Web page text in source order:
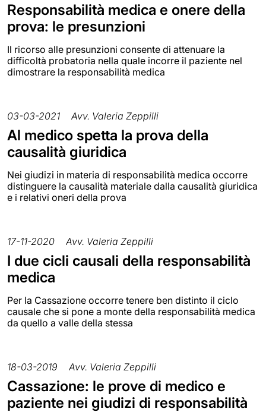
Responsabilità medica e onere della
prova: le presunzioni
Il ricorso alle presunzioni consente di attenuare la
difficoltà probatoria nella quale incorre il paziente nel
dimostrare la responsabilità medica
03-03-2021 Avv. Valeria Zeppilli
Al medico spetta la prova della
causalità giuridica
Nei giudizi in materia di responsabilità medica occorre
distinguere la causalità materiale dalla causalità giuridica
e i relativi oneri della prova
17-11-2020 Avv. Valeria Zeppilli
I due cicli causali della responsabilità
medica
Per la Cassazione occorre tenere ben distinto il ciclo
causale che si pone a monte della responsabilità medica
da quello a valle della stessa
18-03-2019 Avv. Valeria Zeppilli
Cassazione: le prove di medico e
paziente nei giudizi di responsabilità